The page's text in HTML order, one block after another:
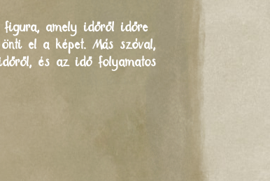
figura, amely időről időre
önti el a képet. Más szóval,
és az idő folyamatos